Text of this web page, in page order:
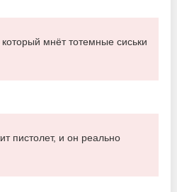
мнёт тотемные сиськи
пистолет, и он реально